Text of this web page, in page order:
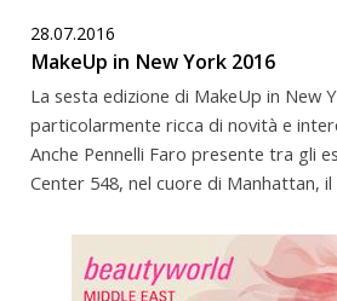
28.07.2016
MakeUp in New York 2016
La sesta edizione di MakeUp in New
particolarmente ricca di novità e
Anche Pennelli Faro presente tra gli
Center 548, nel cuore di Manhattan,